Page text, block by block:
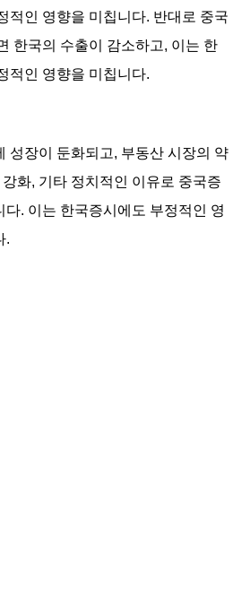
적인 영향을 미칩니다. 반대로 중국
한국의 수출이 감소하고, 이는 한
적인 영향을 미칩니다.
성장이 둔화되고, 부동산 시장의 약
화, 기타 정치적인 이유로 중국증
. 이는 한국증시에도 부정적인 영
.